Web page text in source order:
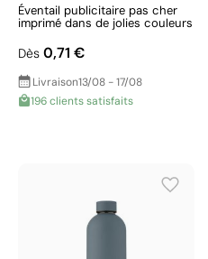
Éventail publicitaire pas cher
imprimé dans de jolies couleurs
Dès 0,71 €
Livraison13/08 - 17/08
196 clients satisfaits